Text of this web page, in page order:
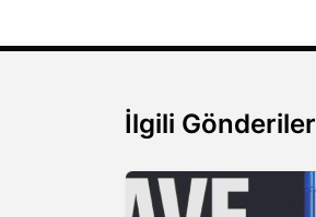
İlgili Gönderiler